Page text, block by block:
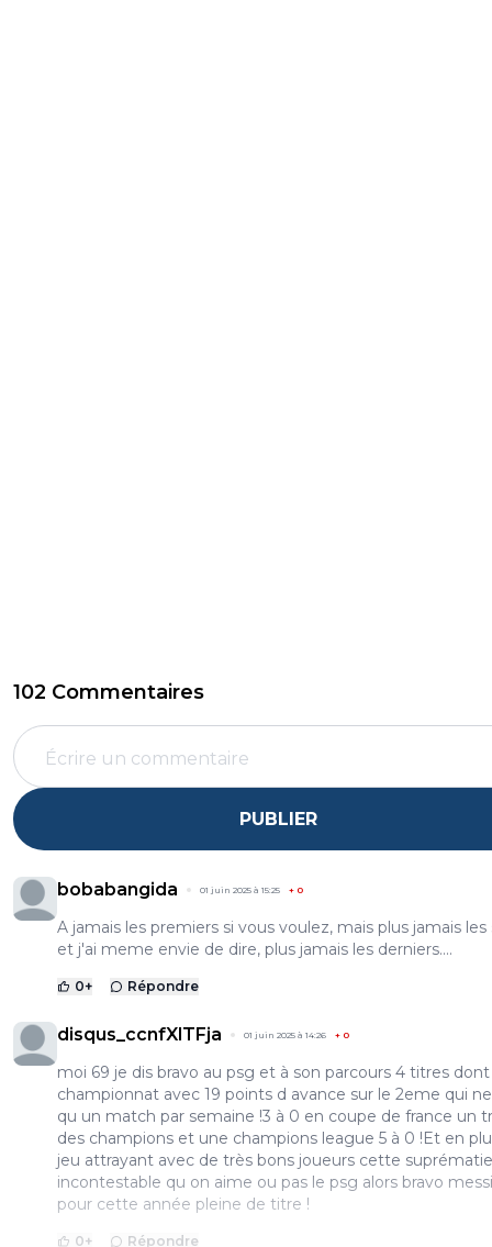
102 Commentaires
PUBLIER
bobabangida 01 juin 2025 à 15:25 + 0
A jamais les premiers si vous voulez, mais plus jamais les
et j'ai meme envie de dire, plus jamais les derniers....
0+ Répondre
disqus_ccnfXlTFja 01 juin 2025 à 14:26 + 0
moi 69 je dis bravo au psg et à son parcours 4 titres
championnat avec 19 points d avance sur le 2eme qui
qu un match par semaine !3 à 0 en coupe de france un
des champions et une champions league 5 à 0 !Et en
jeu attrayant avec de très bons joueurs cette
incontestable qu on aime ou pas le psg alors bravo
pour cette année pleine de titre !
0+ Répondre